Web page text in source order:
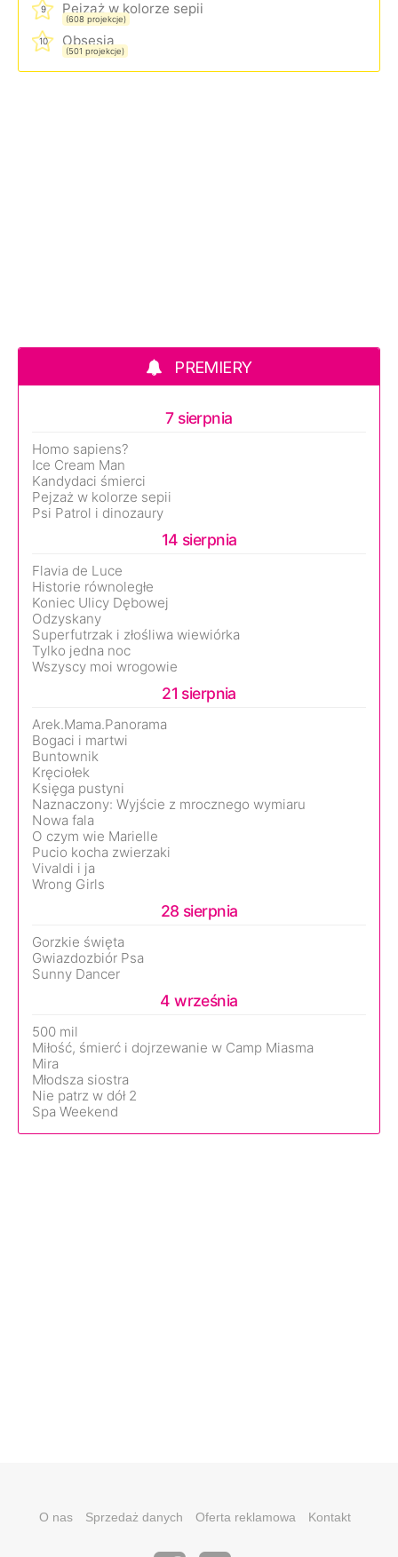
9 Pejzaż w kolorze sepii
(608 projekcje)
10 Obsesja
(501 projekcje)
PREMIERY
7 sierpnia
Homo sapiens?
Ice Cream Man
Kandydaci śmierci
Pejzaż w kolorze sepii
Psi Patrol i dinozaury
14 sierpnia
Flavia de Luce
Historie równoległe
Koniec Ulicy Dębowej
Odzyskany
Superfutrzak i złośliwa wiewiórka
Tylko jedna noc
Wszyscy moi wrogowie
21 sierpnia
Arek.Mama.Panorama
Bogaci i martwi
Buntownik
Kręciołek
Księga pustyni
Naznaczony: Wyjście z mrocznego wymiaru
Nowa fala
O czym wie Marielle
Pucio kocha zwierzaki
Vivaldi i ja
Wrong Girls
28 sierpnia
Gorzkie święta
Gwiazdozbiór Psa
Sunny Dancer
4 września
500 mil
Miłość, śmierć i dojrzewanie w Camp Miasma
Mira
Młodsza siostra
Nie patrz w dół 2
Spa Weekend
O nas Sprzedaż danych Oferta reklamowa Kontakt